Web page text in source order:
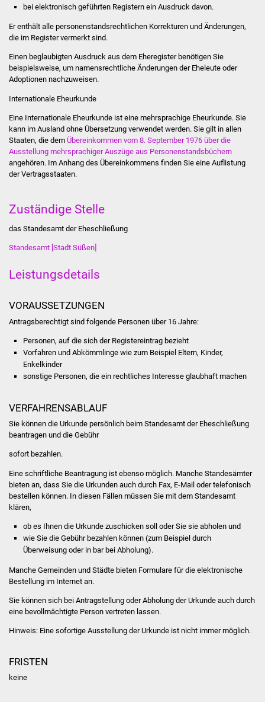
Schulentwicklung Bizet
Sanierung Hallenbad
Presse
Bürger & Service
Schulen
Soziale Einrichtungen
Kirchen
Lokale Agenda
Jugendhaus
Kinder- und
bei elektronisch geführten Registern ein Ausdruck davon.
Er enthält alle personenstandsrechtlichen Korrekturen und Änderungen,
die im Register vermerkt sind.
Einen beglaubigten Ausdruck aus dem Eheregister benötigen Sie
beispielsweise, um namensrechtliche Änderungen der Eheleute oder
Adoptionen nachzuweisen.
Internationale Eheurkunde
Eine Internationale Eheurkunde ist eine mehrsprachige Eheurkunde. Sie
kann im Ausland ohne Übersetzung verwendet werden. Sie gilt in allen
Staaten, die dem Übereinkommen vom 8. September 1976 über die
Ausstellung mehrsprachiger Auszüge aus Personenstandsbüchern
angehören. Im Anhang des Übereinkommens finden Sie eine Auflistung
der Vertragsstaaten.
Zuständige Stelle
das Standesamt der Eheschließung
Standesamt [Stadt Süßen]
Leistungsdetails
VORAUSSETZUNGEN
Antragsberechtigt sind folgende Personen über 16 Jahre:
Personen, auf die sich der Registereintrag bezieht
Vorfahren und Abkömmlinge wie zum Beispiel Eltern, Kinder,
Enkelkinder
sonstige Personen, die ein rechtliches Interesse glaubhaft machen
VERFAHRENSABLAUF
Sie können die Urkunde persönlich beim Standesamt der Eheschließung
beantragen und die Gebühr
sofort bezahlen.
Eine schriftliche Beantragung ist ebenso möglich. Manche Standesämter
bieten an, dass Sie die Urkunden auch durch Fax, E-Mail oder telefonisch
bestellen können. In diesen Fällen müssen Sie mit dem Standesamt
klären,
ob es Ihnen die Urkunde zuschicken soll oder Sie sie abholen und
wie Sie die Gebühr bezahlen können(zum Beispiel durch
Überweisung oder in bar bei Abholung).
Manche Gemeinden und Städte bieten Formulare für die elektronische
Bestellung im Internet an.
Sie können sich bei Antragstellung oder Abholung der Urkunde auch durch
eine bevollmächtigte Person vertreten lassen.
Hinweis: Eine sofortige Ausstellung der Urkunde ist nicht immer möglich.
FRISTEN
keine